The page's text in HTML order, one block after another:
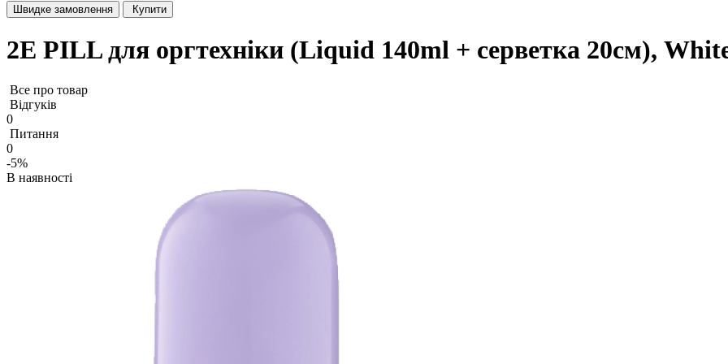
Швидке замовлення Купити
2E PILL для оргтехніки (Liquid 140ml + серветка 20см),
Все про товар
Відгуків
0
Питання
0
-5%
В наявності